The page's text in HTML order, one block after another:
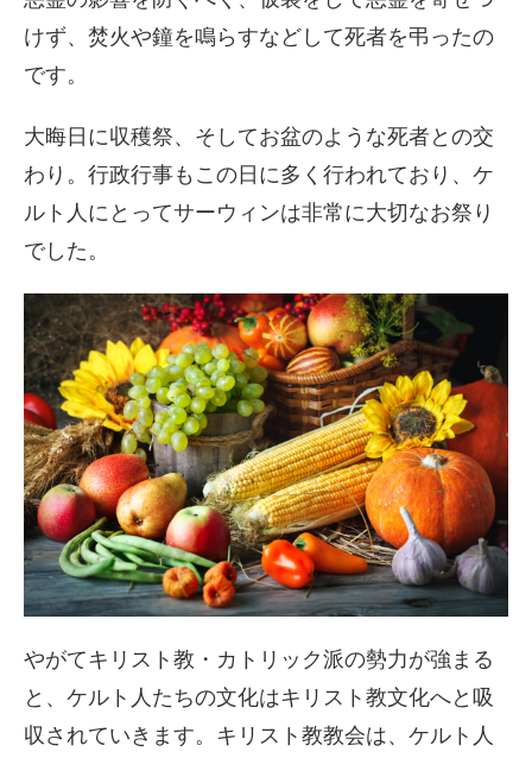
けず、焚火や鐘を鳴らすなどして死者を弔ったの
です。
大晦日に収穫祭、そしてお盆のような死者との交
わり。行政行事もこの日に多く行われており、ケ
ルト人にとってサーウィンは非常に大切なお祭り
でした。
やがてキリスト教・カトリック派の勢力が強まる
と、ケルト人たちの文化はキリスト教文化へと吸
収されていきます。キリスト教教会は、ケルト人